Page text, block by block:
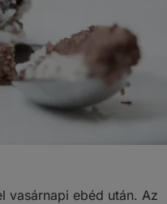
vasárnapi ebéd után. Az